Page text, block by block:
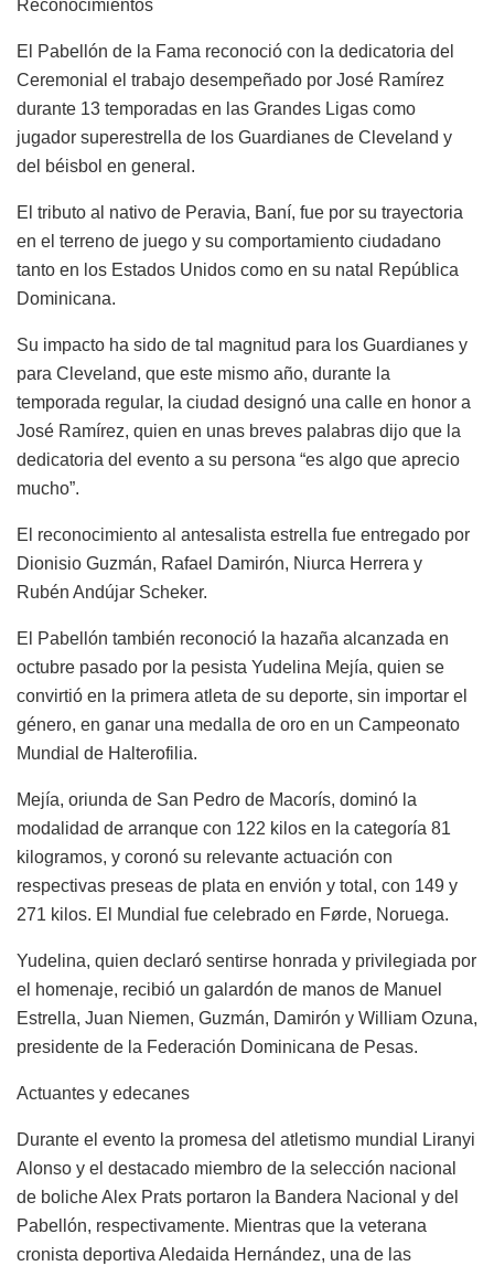
Reconocimientos
El Pabellón de la Fama reconoció con la dedicatoria del
Ceremonial el trabajo desempeñado por José Ramírez
durante 13 temporadas en las Grandes Ligas como
jugador superestrella de los Guardianes de Cleveland y
del béisbol en general.
El tributo al nativo de Peravia, Baní, fue por su trayectoria
en el terreno de juego y su comportamiento ciudadano
tanto en los Estados Unidos como en su natal República
Dominicana.
Su impacto ha sido de tal magnitud para los Guardianes y
para Cleveland, que este mismo año, durante la
temporada regular, la ciudad designó una calle en honor a
José Ramírez, quien en unas breves palabras dijo que la
dedicatoria del evento a su persona “es algo que aprecio
mucho”.
El reconocimiento al antesalista estrella fue entregado por
Dionisio Guzmán, Rafael Damirón, Niurca Herrera y
Rubén Andújar Scheker.
El Pabellón también reconoció la hazaña alcanzada en
octubre pasado por la pesista Yudelina Mejía, quien se
convirtió en la primera atleta de su deporte, sin importar el
género, en ganar una medalla de oro en un Campeonato
Mundial de Halterofilia.
Mejía, oriunda de San Pedro de Macorís, dominó la
modalidad de arranque con 122 kilos en la categoría 81
kilogramos, y coronó su relevante actuación con
respectivas preseas de plata en envión y total, con 149 y
271 kilos. El Mundial fue celebrado en Førde, Noruega.
Yudelina, quien declaró sentirse honrada y privilegiada por
el homenaje, recibió un galardón de manos de Manuel
Estrella, Juan Niemen, Guzmán, Damirón y William Ozuna,
presidente de la Federación Dominicana de Pesas.
Actuantes y edecanes
Durante el evento la promesa del atletismo mundial Liranyi
Alonso y el destacado miembro de la selección nacional
de boliche Alex Prats portaron la Bandera Nacional y del
Pabellón, respectivamente. Mientras que la veterana
cronista deportiva Aledaida Hernández, una de las